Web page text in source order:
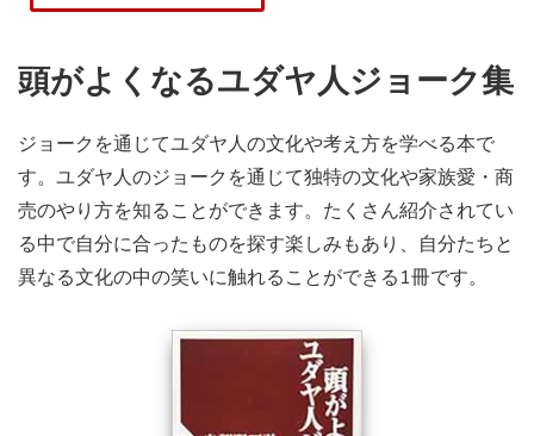
頭がよくなるユダヤ人ジョーク集
ジョークを通じてユダヤ人の文化や考え方を学べる本で
す。ユダヤ人のジョークを通じて独特の文化や家族愛・商
売のやり方を知ることができます。たくさん紹介されてい
る中で自分に合ったものを探す楽しみもあり、自分たちと
異なる文化の中の笑いに触れることができる1冊です。